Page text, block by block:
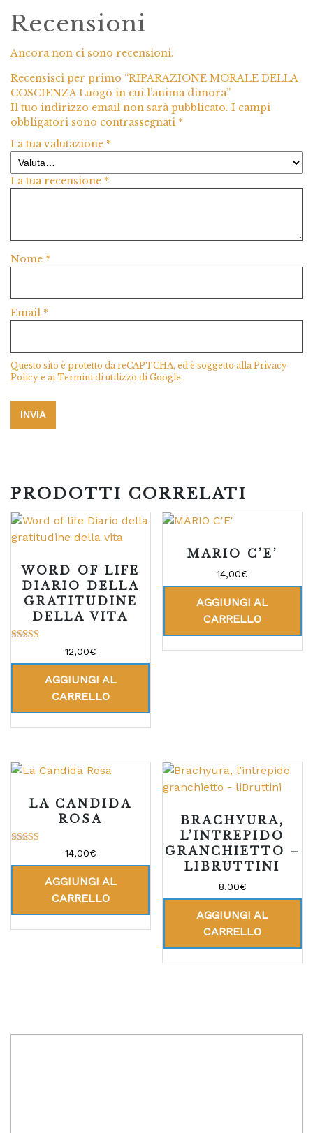
Recensioni
Ancora non ci sono recensioni.
Recensisci per primo “RIPARAZIONE MORALE DELLA
COSCIENZA Luogo in cui l’anima dimora”
Il tuo indirizzo email non sarà pubblicato. I campi
obbligatori sono contrassegnati *
La tua valutazione *
La tua recensione *
Nome *
Email *
Questo sito è protetto da reCAPTCHA, ed è soggetto allaPrivacy
Policy e aiTermini di utilizzo di Google.
PRODOTTI CORRELATI
WORD OF LIFE
DIARIO DELLA
GRATITUDINE
DELLA VITA
su 5
12,00€
AGGIUNGI AL
CARRELLO
MARIO C’E’
14,00€
AGGIUNGI AL
CARRELLO
LA CANDIDA
ROSA
su 5
14,00€
AGGIUNGI AL
CARRELLO
BRACHYURA,
L’INTREPIDO
GRANCHIETTO –
LIBRUTTINI
8,00€
AGGIUNGI AL
CARRELLO